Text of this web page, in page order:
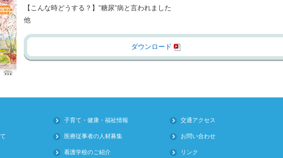
【こんな時どうする？】”糖尿”病と言われました
他
ダウンロード
子育て・健康・福祉情報
医療従事者の人材募集
看護学校のご紹介
交通アクセス
お問い合わせ
リンク